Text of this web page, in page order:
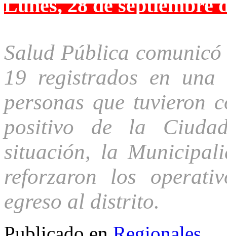
Lunes, 28 de septiembre
Salud Pública
19 registrados en
personas que tuvieron
positivo de la
situación, la
reforzaron los
egreso al distrito.